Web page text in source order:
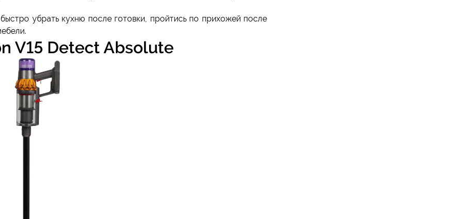
убрать кухню после готовки, пройтись по прихожей после
V15 Detect Absolute